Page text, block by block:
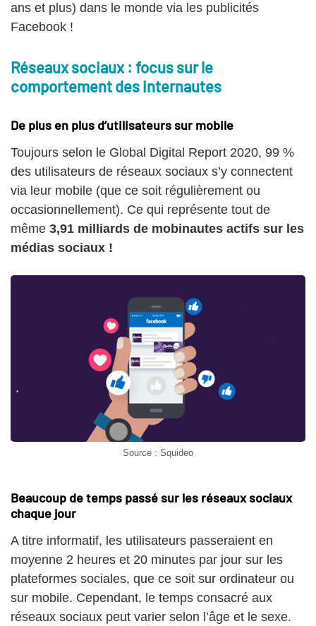
ans et plus) dans le monde via les publicités
Facebook !
Réseaux sociaux : focus sur le
comportement des internautes
De plus en plus d’utilisateurs sur mobile
Toujours selon le Global Digital Report 2020, 99 %
des utilisateurs de réseaux sociaux s’y connectent
via leur mobile (que ce soit régulièrement ou
occasionnellement). Ce qui représente tout de
même 3,91 milliards de mobinautes actifs sur les
médias sociaux !
Source : Squideo
Beaucoup de temps passé sur les réseaux sociaux
chaque jour
A titre informatif, les utilisateurs passeraient en
moyenne 2 heures et 20 minutes par jour sur les
plateformes sociales, que ce soit sur ordinateur ou
sur mobile. Cependant, le temps consacré aux
réseaux sociaux peut varier selon l’âge et le sexe.